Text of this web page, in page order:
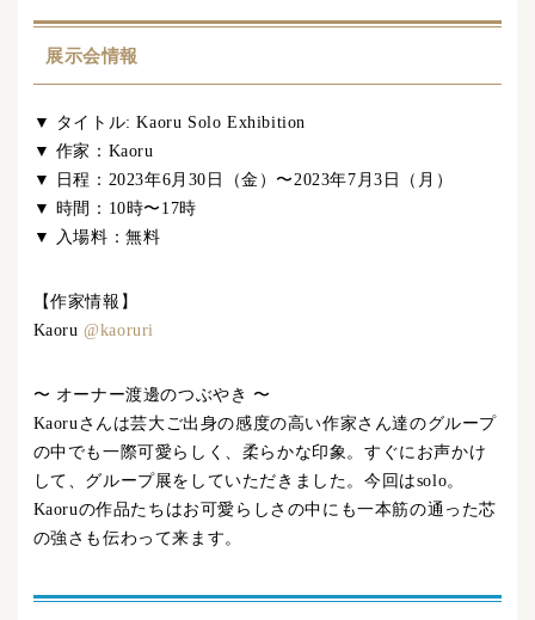
展示会情報
▼ タイトル: Kaoru Solo Exhibition
▼ 作家：Kaoru
▼ 日程：2023年6月30日（金）〜2023年7月3日（月）
▼ 時間：10時〜17時
▼ 入場料：無料
【作家情報】
Kaoru@kaoruri
〜 オーナー渡邊のつぶやき 〜
Kaoruさんは芸大ご出身の感度の高い作家さん達のグループ
の中でも一際可愛らしく、柔らかな印象。すぐにお声かけ
して、グループ展をしていただきました。今回はsolo。
Kaoruの作品たちはお可愛らしさの中にも一本筋の通った芯
の強さも伝わって来ます。